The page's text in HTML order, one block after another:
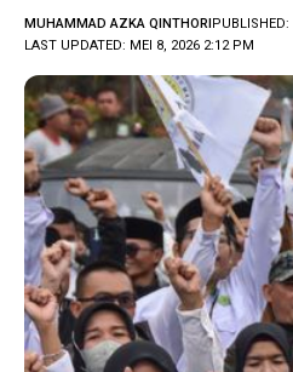
LAST UPDATED: MEI 8, 2026 2:12 PM
MUHAMMAD AZKA QINTHORI